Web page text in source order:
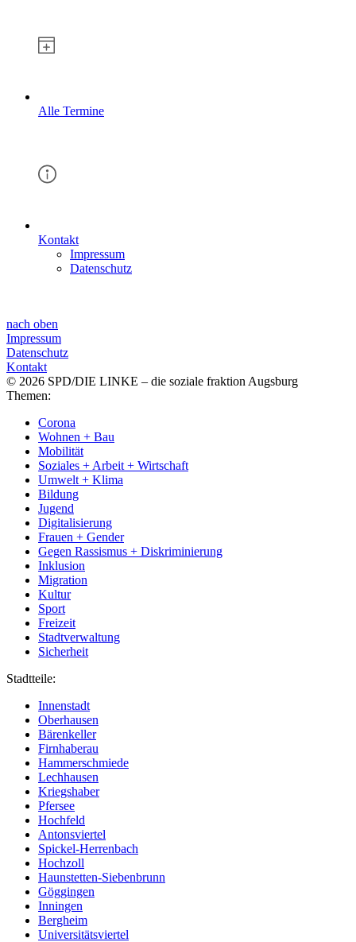
Alle Termine
Kontakt
Impressum
Datenschutz
nach oben
Impressum
Datenschutz
Kontakt
© 2026 SPD/DIE LINKE – die soziale fraktion Augsburg
Themen:
Corona
Wohnen + Bau
Mobilität
Soziales + Arbeit + Wirtschaft
Umwelt + Klima
Bildung
Jugend
Digitalisierung
Frauen + Gender
Gegen Rassismus + Diskriminierung
Inklusion
Migration
Kultur
Sport
Freizeit
Stadtverwaltung
Sicherheit
Stadtteile:
Innenstadt
Oberhausen
Bärenkeller
Firnhaberau
Hammerschmiede
Lechhausen
Kriegshaber
Pfersee
Hochfeld
Antonsviertel
Spickel-Herrenbach
Hochzoll
Haunstetten-Siebenbrunn
Göggingen
Inningen
Bergheim
Universitätsviertel